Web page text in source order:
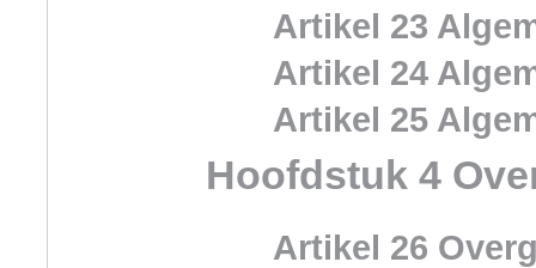
Artikel 23
Artikel 24
Artikel 25
Hoofdstuk 4
Artikel 26